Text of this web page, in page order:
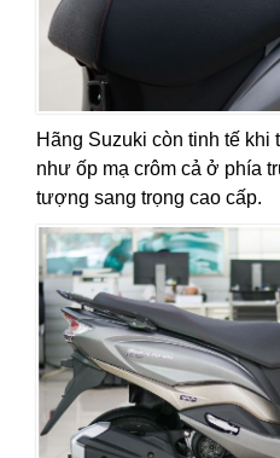
Hãng Suzuki còn tinh tế khi
như ốp mạ crôm cả ở phía
tượng sang trọng cao cấp.